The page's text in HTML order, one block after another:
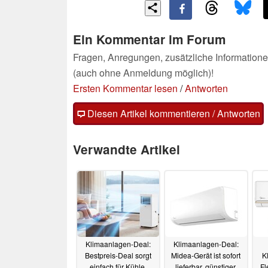
Ein Kommentar im Forum
Fragen, Anregungen, zusätzliche
(auch ohne Anmeldung möglich)!
Ersten Kommentar lesen /Antworten
Diesen Artikel kommentieren / Antworten
Verwandte Artikel
Klimaanlagen-Deal:
Bestpreis-Deal sorgt
Klimaanlagen-Deal:
Midea-Gerät ist sofort